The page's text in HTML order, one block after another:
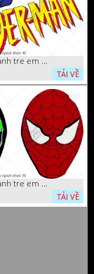
file tranh tre em tieu hoc man non nguoi nhen 40
TẢI VỀ
file tranh tre em tieu hoc man non nguoi nhen 36
TẢI VỀ